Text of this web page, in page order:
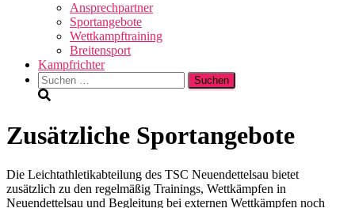
Ansprechpartner
Sportangebote
Wettkampftraining
Breitensport
Kampfrichter
Suchen
nach:
Zusätzliche Sportangebote
Die Leichtathletikabteilung des TSC Neuendettelsau bietet
zusätzlich zu den regelmäßig Trainings, Wettkämpfen in
Neuendettelsau und Begleitung bei externen Wettkämpfen noch